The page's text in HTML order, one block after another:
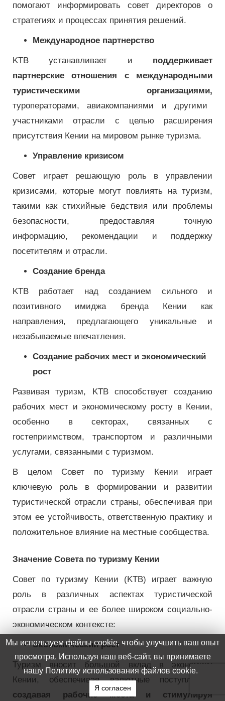
помогают информировать совет директоров о
стратегиях и процессах принятия решений.
Международное партнерство
KTB устанавливает и поддерживает
партнерские отношения с международными
туристическими организациями,
туроператорами, авиакомпаниями и другими
участниками отрасли с целью расширения
присутствия Кении на мировом рынке туризма.
Управление кризисом
Совет играет решающую роль в управлении
кризисами, которые могут повлиять на туризм,
такими как стихийные бедствия или проблемы
безопасности, предоставляя точную
информацию, рекомендации и поддержку
посетителям и отрасли.
Создание бренда
KTB работает над созданием сильного и
позитивного имиджа бренда Кении как
направления, предлагающего уникальные и
незабываемые впечатления.
Создание рабочих мест и экономический
рост
Развивая туризм, KTB способствует созданию
рабочих мест и экономическому росту в Кении,
особенно в секторах, связанных с
гостеприимством, транспортом и различными
услугами, связанными с туризмом.
В целом Совет по туризму Кении играет
ключевую роль в формировании и развитии
туристической отрасли страны, обеспечивая при
этом ее устойчивость, ответственную практику и
положительное влияние на местные сообщества.
Значение Совета по туризму Кении
Совет по туризму Кении (KTB) играет важную
роль в различных аспектах туристической
отрасли страны и ее более широком социально-
экономическом контексте:
Экономический рост
Туризм вносит большой вклад в экономику
Кении, обеспечивая валютные поступления,
создавая рабочие места и стимулируя
Мы используем файлы cookie, чтобы улучшить ваш опыт
просмотра. Используя наш веб-сайт, вы принимаете
нашу Политику использования файлов cookie.
Я согласен